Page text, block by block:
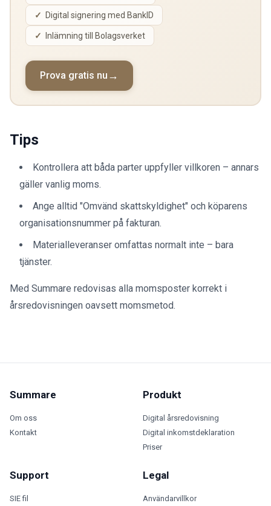
Digital signering med BankID
Inlämning till Bolagsverket
Prova gratis nu
Tips
Kontrollera att båda parter uppfyller villkoren – annars
gäller vanlig moms.
Ange alltid "Omvänd skattskyldighet" och köparens
organisationsnummer på fakturan.
Materialleveranser omfattas normalt inte – bara
tjänster.
Med Summare redovisas alla momsposter korrekt i
årsredovisningen oavsett momsmetod.
Summare
Om oss
Kontakt
Produkt
Digital årsredovisning
Digital inkomstdeklaration
Priser
Support
SIE fil
Legal
Användarvillkor